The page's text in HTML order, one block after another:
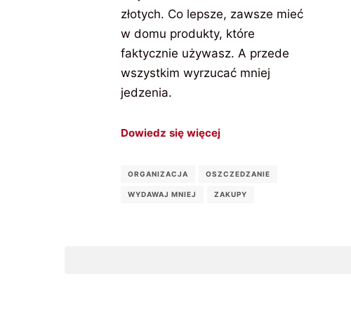
złotych. Co lepsze, zawsze mieć
w domu produkty, które
faktycznie używasz. A przede
wszystkim wyrzucać mniej
jedzenia.
Dowiedz się więcej
ORGANIZACJA OSZCZEDZANIE
WYDAWAJ MNIEJ ZAKUPY